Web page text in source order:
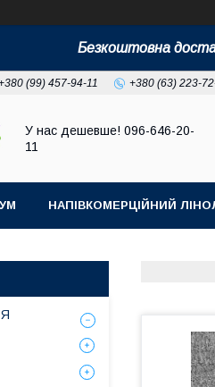
Безкоштовна
(99) 457-94-11 +380 (63) 223-
У нас дешевше! 096-646-20-
11
НАПІВКОМЕРЦІЙНИЙ